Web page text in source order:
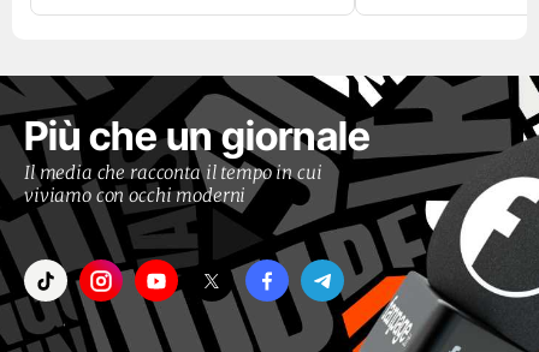
Più che un giornale
Il media che racconta il tempo in cui
viviamo con occhi moderni